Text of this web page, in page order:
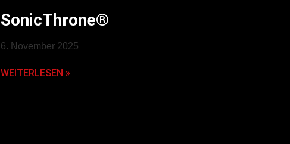
SonicThrone®
6. November 2025
WEITERLESEN »